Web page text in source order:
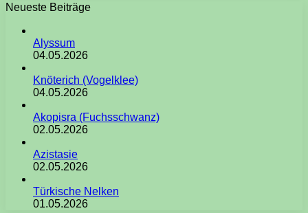
Neueste Beiträge
Alyssum
04.05.2026
Knöterich (Vogelklee)
04.05.2026
Akopisra (Fuchsschwanz)
02.05.2026
Azistasie
02.05.2026
Türkische Nelken
01.05.2026